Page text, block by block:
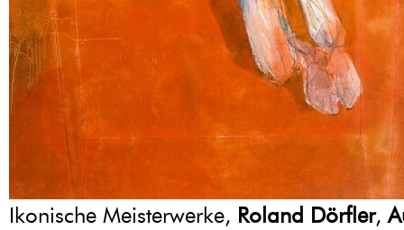
Ikonische Meisterwerke, Roland Dörfler,